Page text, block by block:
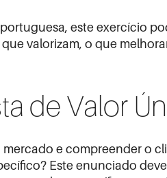
este exercício
valorizam, o que
de Valor
mercado e compreender o
Este enunciado